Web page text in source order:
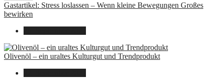
Gastartikel: Stress loslassen – Wenn kleine Bewegungen Großes
bewirken
Olivenöl – ein uraltes Kulturgut und Trendprodukt